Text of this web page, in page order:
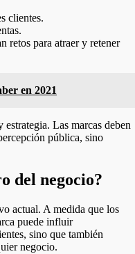
clientes.
retos para atraer y retener
en 2021
Las marcas deben
pública, sino
del negocio?
actual. A medida que los
puede influir
sino que también
negocio.